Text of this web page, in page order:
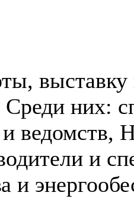
Среди них:
ведомств,
и
и